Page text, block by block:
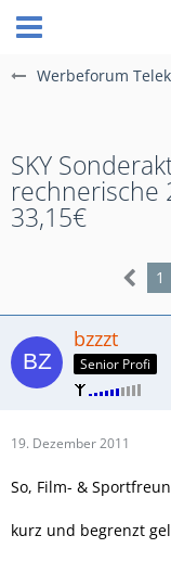
Werbeforum
SKY
rechnerische
33,15€
1
bzzzt
Senior Profi
19. Dezember 2011
So, Film- &
kurz und begrenzt